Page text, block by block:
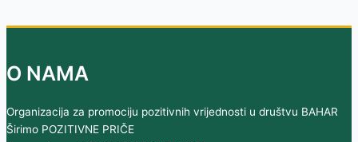
O NAMA
Organizacija za promociju pozitivnih vrijednosti u društvu BAHAR
Širimo POZITIVNE PRIČE